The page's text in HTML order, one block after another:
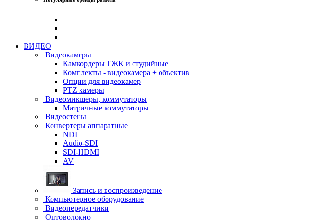
ВИДЕО
Видеокамеры
Камкордеры ТЖК и студийные
Комплекты - видеокамера + объектив
Опции для видеокамер
PTZ камеры
Видеомикшеры, коммутаторы
Матричные коммутаторы
Видеостены
Конвертеры аппаратные
NDI
Audio-SDI
SDI-HDMI
AV
Запись и воспроизведение
Компьютерное оборудование
Видеопередатчики
Оптоволокно